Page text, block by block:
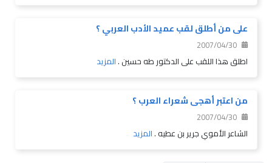
على من أطلق لقب عميد الأدب العربي ؟
2007/04/30
اطلق هذا اللقب على الدكتور طه حسين .المزيد
من اعتبر أهجى شعراء العرب ؟
2007/04/30
الشاعر الأموي جرير بن عطيه .المزيد